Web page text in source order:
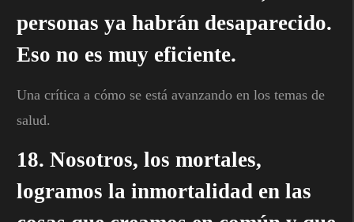
personas ya habrán desaparecido.
Eso no es muy eficiente.
Una crítica a cómo se está avanzando en los temas de
salud.
18. Nosotros, los mortales,
logramos la inmortalidad en las